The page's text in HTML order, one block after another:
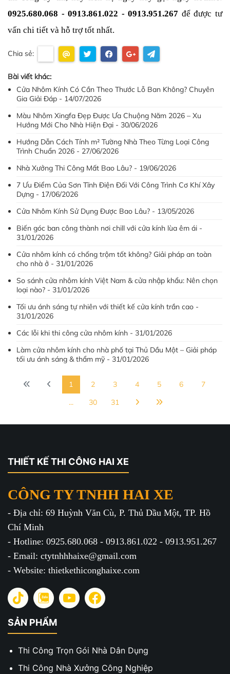
0925.680.068 - 0913.861.022 - 0913.951.267 để được tư
vấn chi tiết và hỗ trợ tốt nhất.
Chia sẻ:
Bài viết khác:
Cửa Nhôm Kính Có Cần Theo Thước Lỗ Ban Không? Chuyên
Gia Giải Đáp - 14/07/2026
Màu Nhôm Xingfa Đẹp Được Ưa Chuộng Năm 2026 – Xu
Hướng Mới Cho Nhà Hiện Đại - 30/06/2026
Hướng Dẫn Cách Tính m² Tường Nhà Theo Từng Loại Công
Trình Chuẩn 2026 - 27/06/2026
Nhà Xưởng Thi Công Mất Bao Lâu? - 19/06/2026
7 Ưu Điểm Của Sơn Tĩnh Điện Đối Với Công Trình Cơ Khí Xây
Dựng - 17/06/2026
Cửa Nhôm Kính Sử Dụng Được Bao Lâu? - 13/05/2026
Biến góc ban công thành nơi chill với cửa kính lùa êm ái -
31/01/2026
Cửa nhôm kính có chống trộm tốt không? Giải pháp an toàn
cho nhà ở - 31/01/2026
So sánh cửa nhôm kính Việt Nam & cửa nhập khẩu: Nên chọn
loại nào? - 31/01/2026
Tối ưu ánh sáng tự nhiên với thiết kế cửa kính trần cao -
31/01/2026
Các lỗi khi thi công cửa nhôm kính - 31/01/2026
Làm cửa nhôm kính cho nhà phố tại Thủ Dầu Một – Giải pháp
tối ưu ánh sáng & thẩm mỹ - 31/01/2026
1 2 3 4 5 6
7
...
30 31
THIẾT KẾ THI CÔNG HAI XE
CÔNG TY TNHH HAI XE
- Địa chỉ: 69 Huỳnh Văn Cù, P. Thủ Dầu Một, TP. Hồ
Chí Minh
- Hotline: 0925.680.068 - 0913.861.022 - 0913.951.267
- Email: ctytnhhhaixe@gmail.com
- Website: thietkethiconghaixe.com
SẢN PHẨM
Thi Công Trọn Gói Nhà Dân Dụng
Thi Công Nhà Xưởng Công Nghiệp